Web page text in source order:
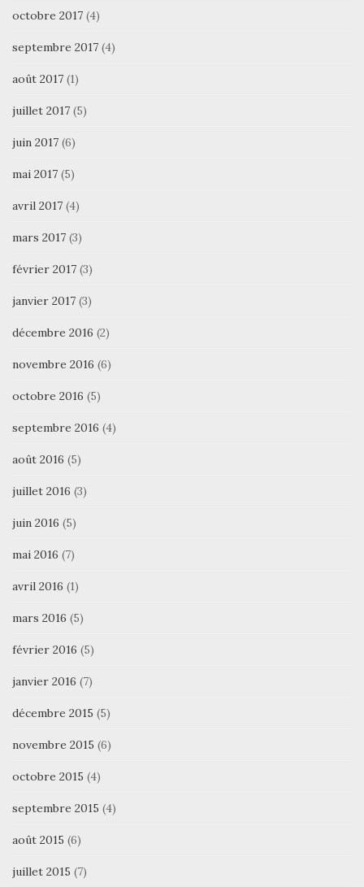
octobre 2017 (4)
septembre 2017 (4)
août 2017 (1)
juillet 2017 (5)
juin 2017 (6)
mai 2017 (5)
avril 2017 (4)
mars 2017 (3)
février 2017 (3)
janvier 2017 (3)
décembre 2016 (2)
novembre 2016 (6)
octobre 2016 (5)
septembre 2016 (4)
août 2016 (5)
juillet 2016 (3)
juin 2016 (5)
mai 2016 (7)
avril 2016 (1)
mars 2016 (5)
février 2016 (5)
janvier 2016 (7)
décembre 2015 (5)
novembre 2015 (6)
octobre 2015 (4)
septembre 2015 (4)
août 2015 (6)
juillet 2015 (7)